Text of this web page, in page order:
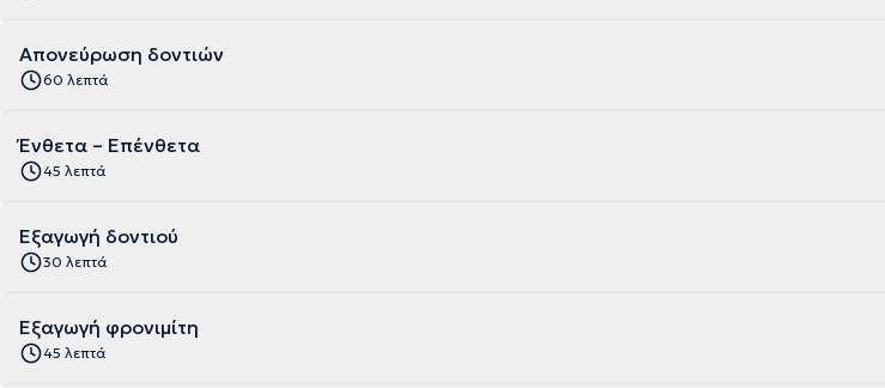
Απονεύρωση δοντιών
60 λεπτά
Ένθετα – Επένθετα
45 λεπτά
Εξαγωγή δοντιού
30 λεπτά
Εξαγωγή φρονιμίτη
45 λεπτά